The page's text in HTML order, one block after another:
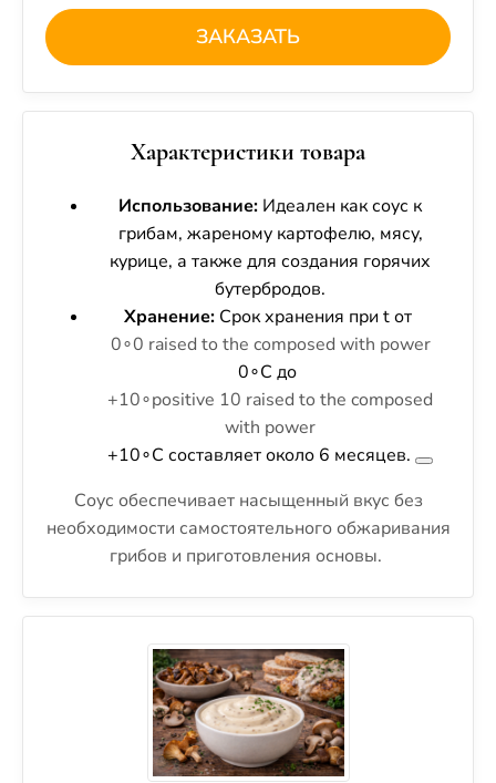
ЗАКАЗАТЬ
Характеристики товара
Использование: Идеален как соус к
грибам, жареному картофелю, мясу,
курице, а также для создания горячих
бутербродов.
Хранение:Срок хранения при t от
0∘0 raised to the composed with power
0∘С до
+10∘positive 10 raised to the composed
with power
+10∘С составляет около 6 месяцев.
Соус обеспечивает насыщенный вкус без
необходимости самостоятельного обжаривания
грибов и приготовления основы.